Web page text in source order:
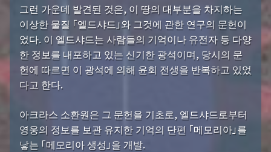
그런 가운데 발견된 것은, 이 땅의 대부분을 차지하는
이상한 물질 「엘드샤드」와 그것에 관한 연구의 문헌이
었다. 이 엘드샤드는 사람들의 기억이나 유전자 등 다양
한 정보를 내포하고 있는 신기한 광석이며, 당시의 문
헌에 따르면 이 광석에 의해 윤회 전생을 반복하고 있었
다고 한다.
아크라스 소환원은 그 문헌을 기초로, 엘드샤드로부터
영웅의 정보를 보관 유지한 기억의 단편 「메모리아」를
낳는 「메모리아 생성」을 개발.